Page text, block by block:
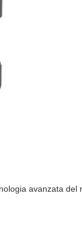
avanzata del